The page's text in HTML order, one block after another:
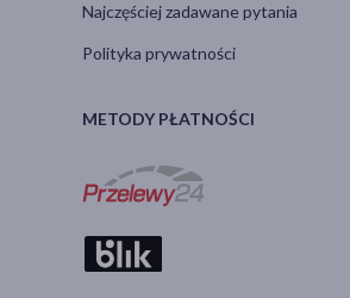
Najczęściej zadawane pytania
Polityka prywatności
METODY PŁATNOŚCI